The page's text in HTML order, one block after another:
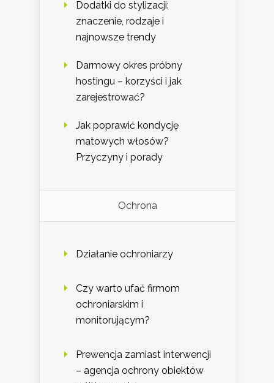
Dodatki do stylizacji:
znaczenie, rodzaje i
najnowsze trendy
Darmowy okres próbny
hostingu – korzyści i jak
zarejestrować?
Jak poprawić kondycję
matowych włosów?
Przyczyny i porady
Ochrona
Działanie ochroniarzy
Czy warto ufać firmom
ochroniarskim i
monitorującym?
Prewencja zamiast interwencji
– agencja ochrony obiektów